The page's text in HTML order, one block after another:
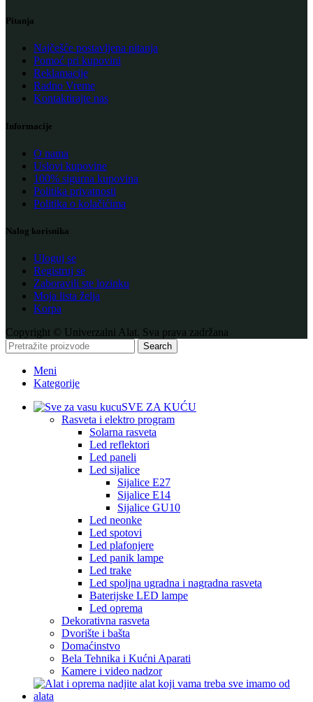
Pitanja
Najčešće postavljena pitanja
Pomoć pri kupovini
Reklamacije
Radno Vreme
Kontaktirajte nas
Informacije
O nama
Uslovi kupovine
100% sigurna kupovina
Politika privatnosti
Politika o kolačićima
Nalog korisnika
Uloguj se
Registruj se
Zaboravili ste lozinku
Moja lista želja
Korpa
Copyright © Univerzalni Alat. Sva prava zadržana
Search
Meni
Kategorije
SVE ZA KUĆU
Rasveta i elektro program
Solarna rasveta
Led reflektori
Led paneli
Led sijalice
Sijalice E27
Sijalice E14
Sijalice GU10
Led neonke
Led spotovi
Led plafonjere
Led panik lampe
Led trake
Led spoljna ugradna i nagradna rasveta
Baterijske LED lampe
Led oprema
Dekorativna rasveta
Dvorište i bašta
Domaćinstvo
Bela Tehnika i Kućni Aparati
Kamere i video nadzor